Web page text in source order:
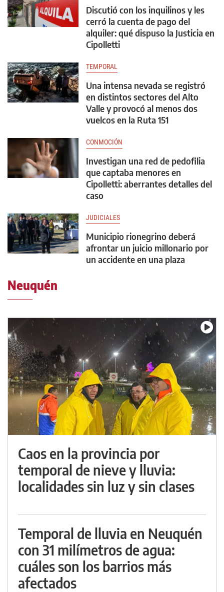
Discutió con los inquilinos y les
cerró la cuenta de pago del
alquiler: qué dispuso la Justicia en
Cipolletti
TEMPORAL
Una intensa nevada se registró
en distintos sectores del Alto
Valle y provocó al menos dos
vuelcos en la Ruta 151
CONMOCIÓN
Investigan una red de pedofilia
que captaba menores en
Cipolletti: aberrantes detalles del
caso
JUDICIALES
Municipio rionegrino deberá
afrontar un juicio millonario por
un accidente en una plaza
Neuquén
Caos en la provincia por
temporal de nieve y lluvia:
localidades sin luz y sin clases
Temporal de lluvia en Neuquén
con 31 milímetros de agua:
cuáles son los barrios más
afectados